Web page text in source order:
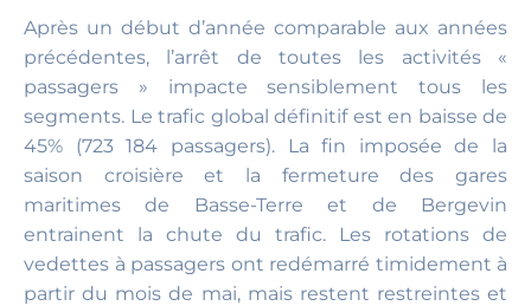
Après un début d’année comparable aux années
précédentes, l’arrêt de toutes les activités «
passagers » impacte sensiblement tous les
segments. Le trafic global définitif est en baisse de
45% (723 184 passagers). La fin imposée de la
saison croisière et la fermeture des gares
maritimes de Basse-Terre et de Bergevin
entrainent la chute du trafic. Les rotations de
vedettes à passagers ont redémarré timidement à
partir du mois de mai, mais restent restreintes et